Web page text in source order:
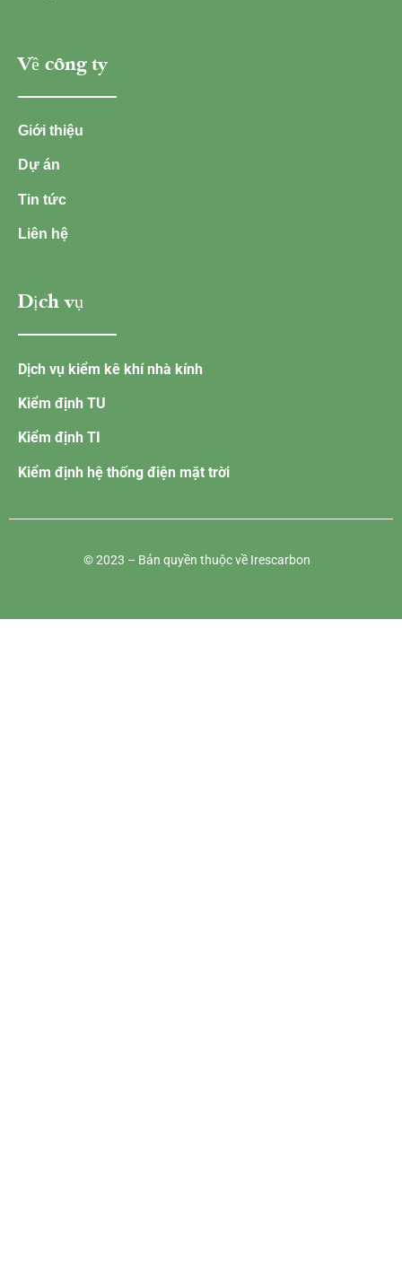
Về công ty
Giới thiệu
Dự án
Tin tức
Liên hệ
Dịch vụ
Dịch vụ kiểm kê khí nhà kính
Kiểm định TU
Kiểm định TI
Kiểm định hệ thống điện mặt trời
© 2023 – Bản quyền thuộc về Irescarbon